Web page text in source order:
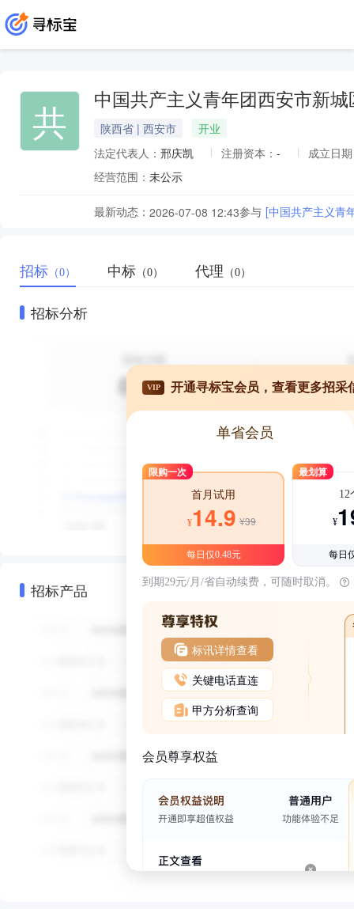
共 中国共产主义青年团西安市新城
陕西省 | 西安市
开业
法定代表人： 邢庆凯 注册资本： -
成立日
经营范围： 未公示
最新动态： 2026-07-08 12:43参与 [中国共产主义青
招标 （0） 中标 （0） 代理 （0）
招标分析
招标产品
VIP 开通寻标宝会员，查看更多招采
单省会员
限购一次
首月试用
¥14.9 ¥39
每日仅0.48元
最划算
12
¥
每日
到期29元/月/省自动续费，可随时取消。
标讯详情查看
关键电话直连
甲方分析查询
会员尊享权益